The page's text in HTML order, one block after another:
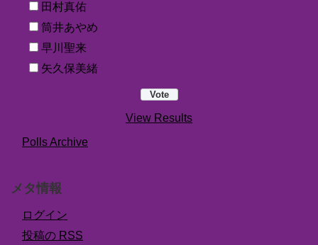
田村真佑
筒井あやめ
早川聖来
矢久保美緒
View Results
Polls Archive
メタ情報
ログイン
投稿の RSS